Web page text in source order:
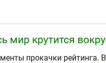
мир крутится
прокачки рейтинга.